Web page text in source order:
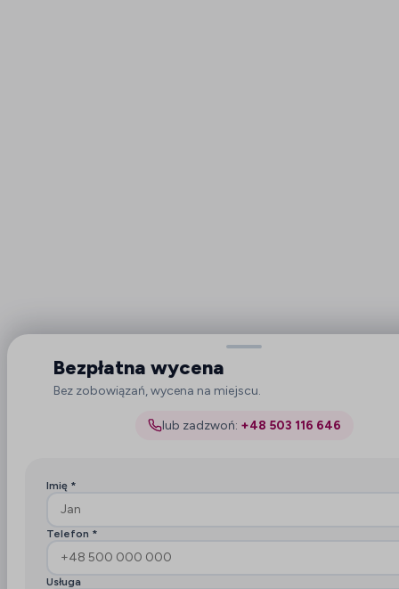
Bezpłatna wycena
Bez zobowiązań, wycena na miejscu.
lub zadzwoń: +48 503 116 646
Imię *
Telefon *
Usługa